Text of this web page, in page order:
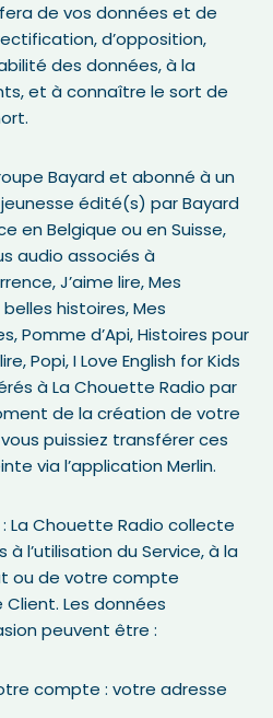
de vos données et de
d’opposition,
des données, à la
et à connaître le sort de
Bayard et abonné à un
édité(s) par Bayard
en Belgique ou en Suisse,
audio associés à
J’aime lire, Mes
belles histoires, Mes
Pomme d’Api, Histoires pour
Popi, I Love English for Kids
à La Chouette Radio par
de la création de votre
puissiez transférer ces
via l’application Merlin.
: La Chouette Radio collecte
l’utilisation du Service, à la
ou de votre compte
Les données
peuvent être :
compte : votre adresse